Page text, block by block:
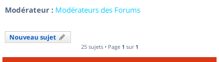
Modérateur : Modérateurs des Forums
Nouveau sujet
25 sujets • Page 1 sur 1